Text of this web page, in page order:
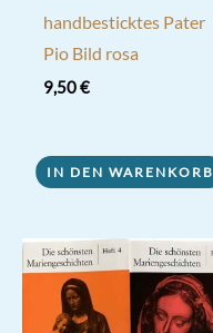
handbesticktes Pater
Pio Bild rosa
9,50€
IN DEN WARENKORB